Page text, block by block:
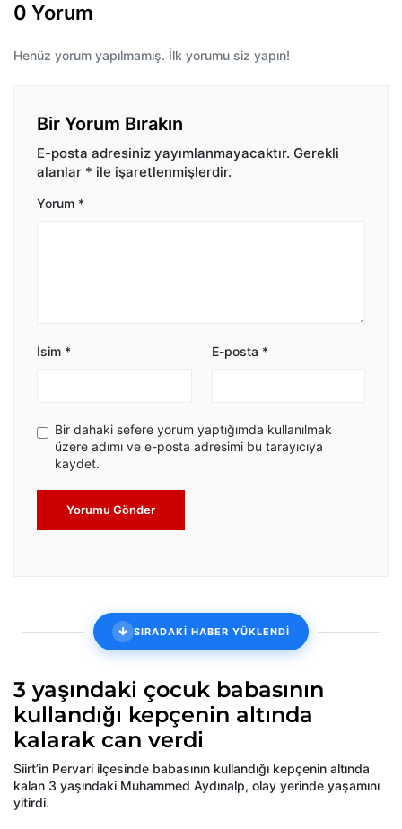
0 Yorum
Henüz yorum yapılmamış. İlk yorumu siz yapın!
Bir Yorum Bırakın
E-posta adresiniz yayımlanmayacaktır. Gerekli
alanlar * ile işaretlenmişlerdir.
Yorum *
İsim * E-posta *
Bir dahaki sefere yorum yaptığımda kullanılmak
üzere adımı ve e-posta adresimi bu tarayıcıya
kaydet.
Yorumu Gönder
SIRADAKİ HABER YÜKLENDİ
3 yaşındaki çocuk babasının
kullandığı kepçenin altında
kalarak can verdi
Siirt’in Pervari ilçesinde babasının kullandığı kepçenin altında
kalan 3 yaşındaki Muhammed Aydınalp, olay yerinde yaşamını
yitirdi.